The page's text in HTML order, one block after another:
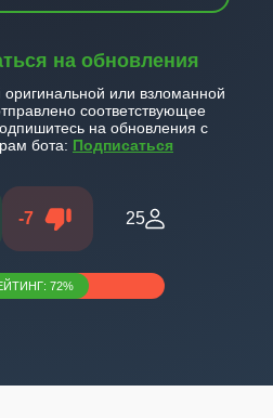
на обновления
или взломанной
соответствующее
на обновления с
бота: Подписаться
-7 25
72%